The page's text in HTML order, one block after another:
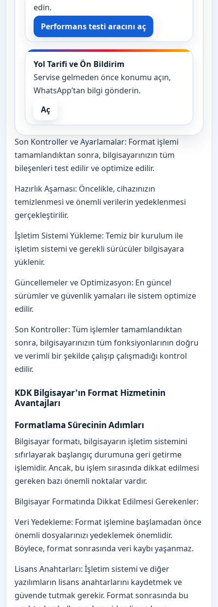
edin.
Performans testi aracını aç
Yol Tarifi ve Ön Bildirim
Servise gelmeden önce konumu açın,
WhatsApp’tan bilgi gönderin.
Aç
Son Kontroller ve Ayarlamalar: Format işlemi
tamamlandıktan sonra, bilgisayarınızın tüm
bileşenleri test edilir ve optimize edilir.
Hazırlık Aşaması: Öncelikle, cihazınızın
temizlenmesi ve önemli verilerin yedeklenmesi
gerçekleştirilir.
İşletim Sistemi Yükleme: Temiz bir kurulum ile
işletim sistemi ve gerekli sürücüler bilgisayara
yüklenir.
Güncellemeler ve Optimizasyon: En güncel
sürümler ve güvenlik yamaları ile sistem optimize
edilir.
Son Kontroller: Tüm işlemler tamamlandıktan
sonra, bilgisayarınızın tüm fonksiyonlarının doğru
ve verimli bir şekilde çalışıp çalışmadığı kontrol
edilir.
KDK Bilgisayar'ın Format Hizmetinin
Avantajları
Formatlama Sürecinin Adımları
Bilgisayar formatı, bilgisayarın işletim sistemini
sıfırlayarak başlangıç ​​durumuna geri getirme
işlemidir. Ancak, bu işlem sırasında dikkat edilmesi
gereken bazı önemli noktalar vardır.
Bilgisayar Formatında Dikkat Edilmesi Gerekenler:
Veri Yedekleme: Format işlemine başlamadan önce
önemli dosyalarınızı yedeklemek önemlidir.
Böylece, format sonrasında veri kaybı yaşanmaz.
Lisans Anahtarları: İşletim sistemi ve diğer
yazılımların lisans anahtarlarını kaydetmek ve
güvende tutmak gerekir. Format sonrasında bu